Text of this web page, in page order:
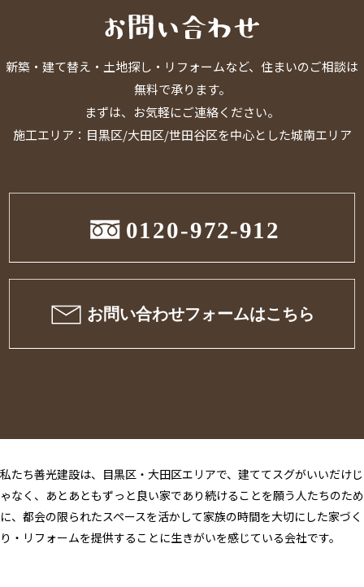
新築・建て替え・土地探し・リフォームなど、住まいのご相談は
無料で承ります。
まずは、お気軽にご連絡ください。
施工エリア：目黒区/大田区/世田谷区を中心とした城南エリア
私たち善光建設は、目黒区・大田区エリアで、建ててスグがいいだけじ
ゃなく、あとあともずっと良い家であり続けることを願う人たちのため
に、都会の限られたスペースを活かして家族の時間を大切にした家づく
り・リフォームを提供することに生きがいを感じている会社です。